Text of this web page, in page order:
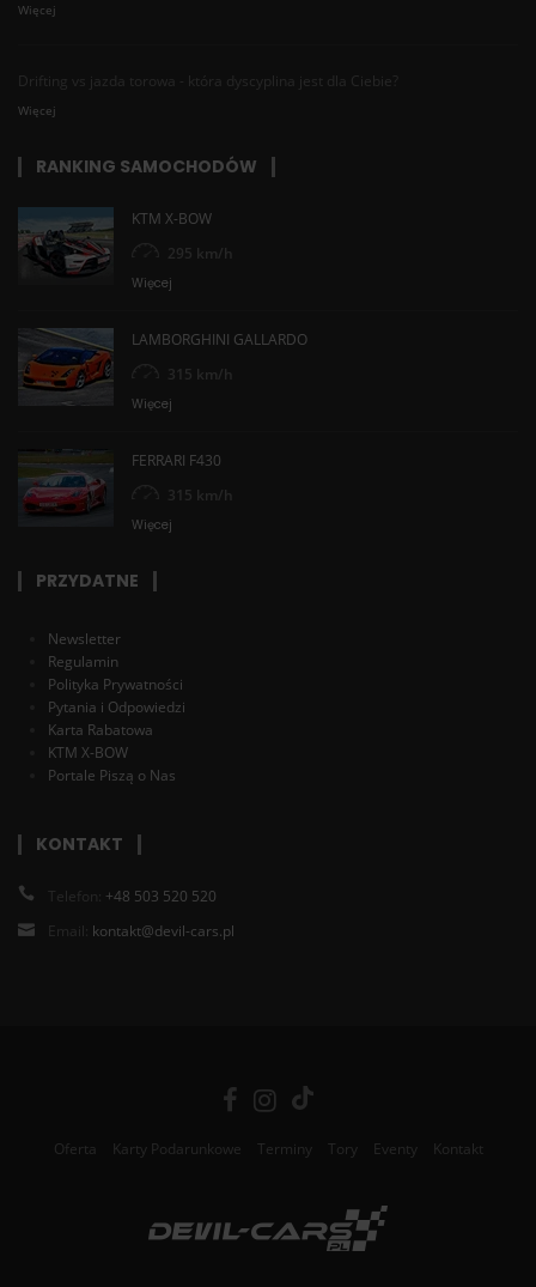
Więcej
Drifting vs jazda torowa - która dyscyplina jest dla Ciebie?
Więcej
RANKING SAMOCHODÓW
KTM X-BOW
295 km/h
Więcej
LAMBORGHINI GALLARDO
315 km/h
Więcej
FERRARI F430
315 km/h
Więcej
PRZYDATNE
Newsletter
Regulamin
Polityka Prywatności
Pytania i Odpowiedzi
Karta Rabatowa
KTM X-BOW
Portale Piszą o Nas
KONTAKT
Telefon: +48 503 520 520
Email: kontakt@devil-cars.pl
Oferta Karty Podarunkowe Terminy Tory Eventy Kontakt